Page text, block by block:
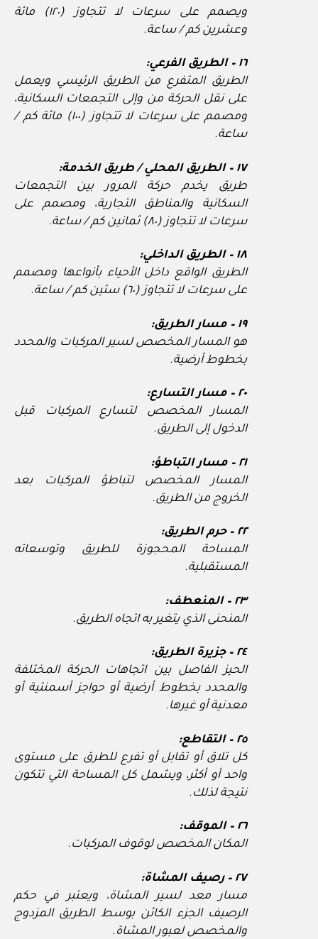
ويصمم على سرعات لا تتجاوز (١٢٠) مائة
وعشرين كم / ساعة.
١٦ – الطريق الفرعي:
الطريق المتفرع من الطريق الرئيسي ويعمل
على نقل الحركة من وإلى التجمعات السكانية،
ومصمم على سرعات لا تتجاوز (١٠٠) مائة كم /
ساعة.
١٧ – الطريق المحلي / طريق الخدمة:
طريق يخدم حركة المرور بين التجمعات
السكانية والمناطق التجارية، ومصمم على
سرعات لا تتجاوز (٨٠) ثمانين كم / ساعة.
١٨ – الطريق الداخلي:
الطريق الواقع داخل الأحياء بأنواعها ومصمم
على سرعات لا تتجاوز (٦٠) ستين كم / ساعة.
١٩ – مسار الطريق:
هو المسار المخصص لسير المركبات والمحدد
بخطوط أرضية.
٢٠ – مسار التسارع:
المسار المخصص لتسارع المركبات قبل
الدخول إلى الطريق.
٢١ – مسار التباطؤ:
المسار المخصص لتباطؤ المركبات بعد
الخروج من الطريق.
٢٢ – حرم الطريق:
المساحة المحجوزة للطريق وتوسعاته
المستقبلية.
٢٣ – المنعطف:
المنحنى الذي يتغير به اتجاه الطريق.
٢٤ – جزيرة الطريق:
الحيز الفاصل بين اتجاهات الحركة المختلفة
والمحدد بخطوط أرضية أو حواجز أسمنتية أو
معدنية أو غيرها.
٢٥ – التقاطع:
كل تلاق أو تقابل أو تفرع للطرق على مستوى
واحد أو أكثر، ويشمل كل المساحة التي تتكون
نتيجة لذلك.
٢٦ – الموقف:
المكان المخصص لوقوف المركبات.
٢٧ – رصيف المشاة:
مسار معد لسير المشاة، ويعتبر في حكم
الرصيف الجزء الكائن بوسط الطريق المزدوج
والمخصص لعبور المشاة.